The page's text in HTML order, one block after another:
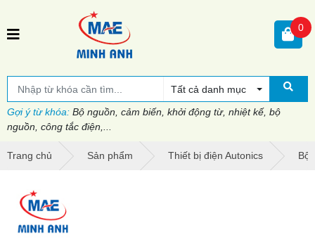
Tất cả danh mục
Gợi ý từ khóa: Bộ nguồn, cảm biến, khởi động từ, nhiệt kế, bộ
nguồn, công tắc điện,...
0
Trang chủ Sản phẩm Thiết bị điện Autonics Bộ